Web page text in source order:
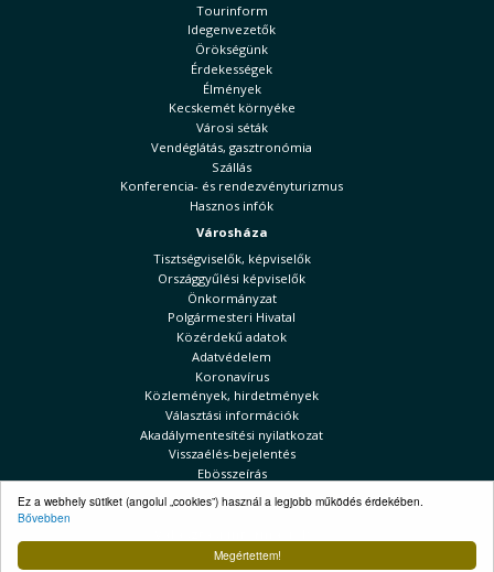
Megértettem!
Ez a webhely sütiket (angolul „cookies”) használ a legjobb működés érdekében.
Bővebben
Tourinform
Idegenvezetők
Örökségünk
Érdekességek
Élmények
Kecskemét környéke
Városi séták
Vendéglátás, gasztronómia
Szállás
Konferencia- és rendezvényturizmus
Hasznos infók
Városháza
Tisztségviselők, képviselők
Országgyűlési képviselők
Önkormányzat
Polgármesteri Hivatal
Közérdekű adatok
Adatvédelem
Koronavírus
Közlemények, hirdetmények
Választási információk
Akadálymentesítési nyilatkozat
Visszaélés-bejelentés
Ebösszeírás
Kecskeméti Hírek